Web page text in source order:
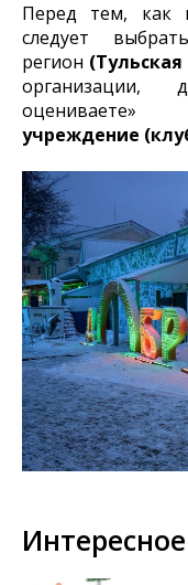
Перед тем, как
следует
регион
организации,
оцениваете»
учреждение
Интересное